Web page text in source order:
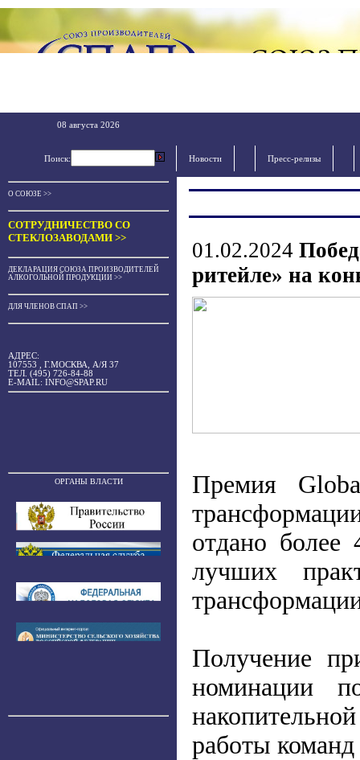
08 августа 2026
Поиск: Новости Пресс-релизы
О СОЮЗЕ >>
СОТРУДНИЧЕСТВО СО
СТЕКЛОЗАВОДАМИ >>
ДЕКЛАРАЦИЯ СОЮЗА ПРОИЗВОДИТЕЛЕЙ
АЛКОГОЛЬНОЙ ПРОДУКЦИИ >>
ДЛЯ ЧЛЕНОВ СПАП >>
АДРЕС:
107553 , Г.МОСКВА, А/Я 37
ТЕЛ. (495) 726-84-88
E-MAIL: INFO@SPAP.RU
ОРГАНЫ ВЛАСТИ
01.02.2024
ритейле» на
Премия
отдано
лучших
Получение
номинации
работы